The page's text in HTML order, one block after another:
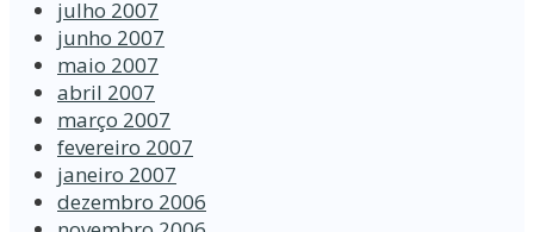
julho 2007
junho 2007
maio 2007
abril 2007
março 2007
fevereiro 2007
janeiro 2007
dezembro 2006